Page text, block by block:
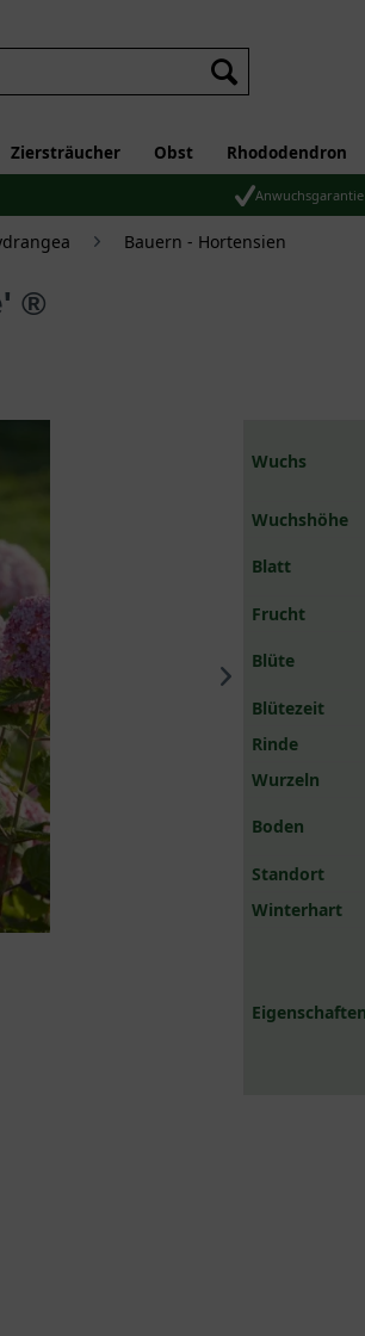
Ziersträucher Obst Rhododendron
Anwuchsgarantie
Bauern - Hortensien
®
Wuchs
Wuchshöhe
Blatt
Frucht
Blüte
Blütezeit
Rinde
Wurzeln
Boden
Standort
Winterhart